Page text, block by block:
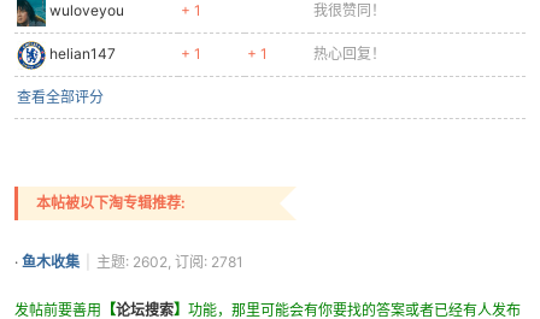
wuloveyou + 1 我很赞同！
helian147 + 1 + 1 热心回复！
查看全部评分
本帖被以下淘专辑推荐:
· 鱼木收集 主题: 2602, 订阅: 2781
发帖前要善用 【论坛搜索】 功能，那里可能会有你要找的答案或者已经有人发布